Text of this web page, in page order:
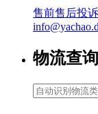
售前售后投诉
物流查